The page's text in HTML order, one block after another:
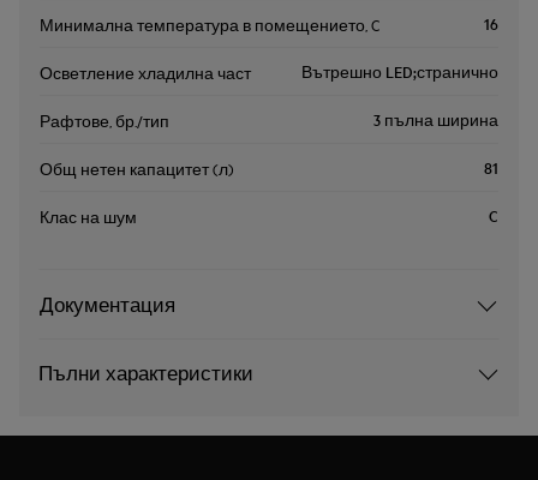
Минимална температура в помещението, C 16
Осветление хладилна част Вътрешно LED;странично
Рафтове, бр./тип 3 пълна ширина
Общ нетен капацитет (л) 81
Клас на шум C
Документация
Пълни характеристики